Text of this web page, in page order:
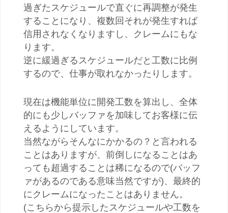
過ぎたスケジュールで直ぐに再調整が発生
することになり、複数回それが発生すれば
信用されなくなりますし、クレームにもな
ります。
逆に緩過ぎるスケジュールだと工数に比例
するので、仕事が取れなかったりします。
現在は機能単位に開発工数を算出し、全体
的にも少しバッファを加味してお客様に伝
えるようにしています。
当然ながらそんなにかかるの？と言われる
ことはありますが、前倒しになることはあ
っても超過することは稀になるので(バッフ
ァがあるのである意味当然ですが)、最終的
にクレームになったことはありません。
(こちらから提示したスケジュールや工数を